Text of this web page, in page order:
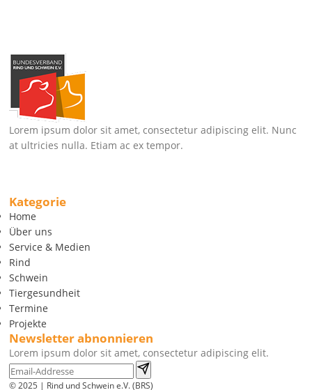
Lorem ipsum dolor sit amet, consectetur adipiscing elit. Nunc
at ultricies nulla. Etiam ac ex tempor.
Kategorie
Home
Über uns
Service & Medien
Rind
Schwein
Tiergesundheit
Termine
Projekte
Newsletter abnonnieren
Lorem ipsum dolor sit amet, consectetur adipiscing elit.
© 2025 | Rind und Schwein e.V. (BRS)